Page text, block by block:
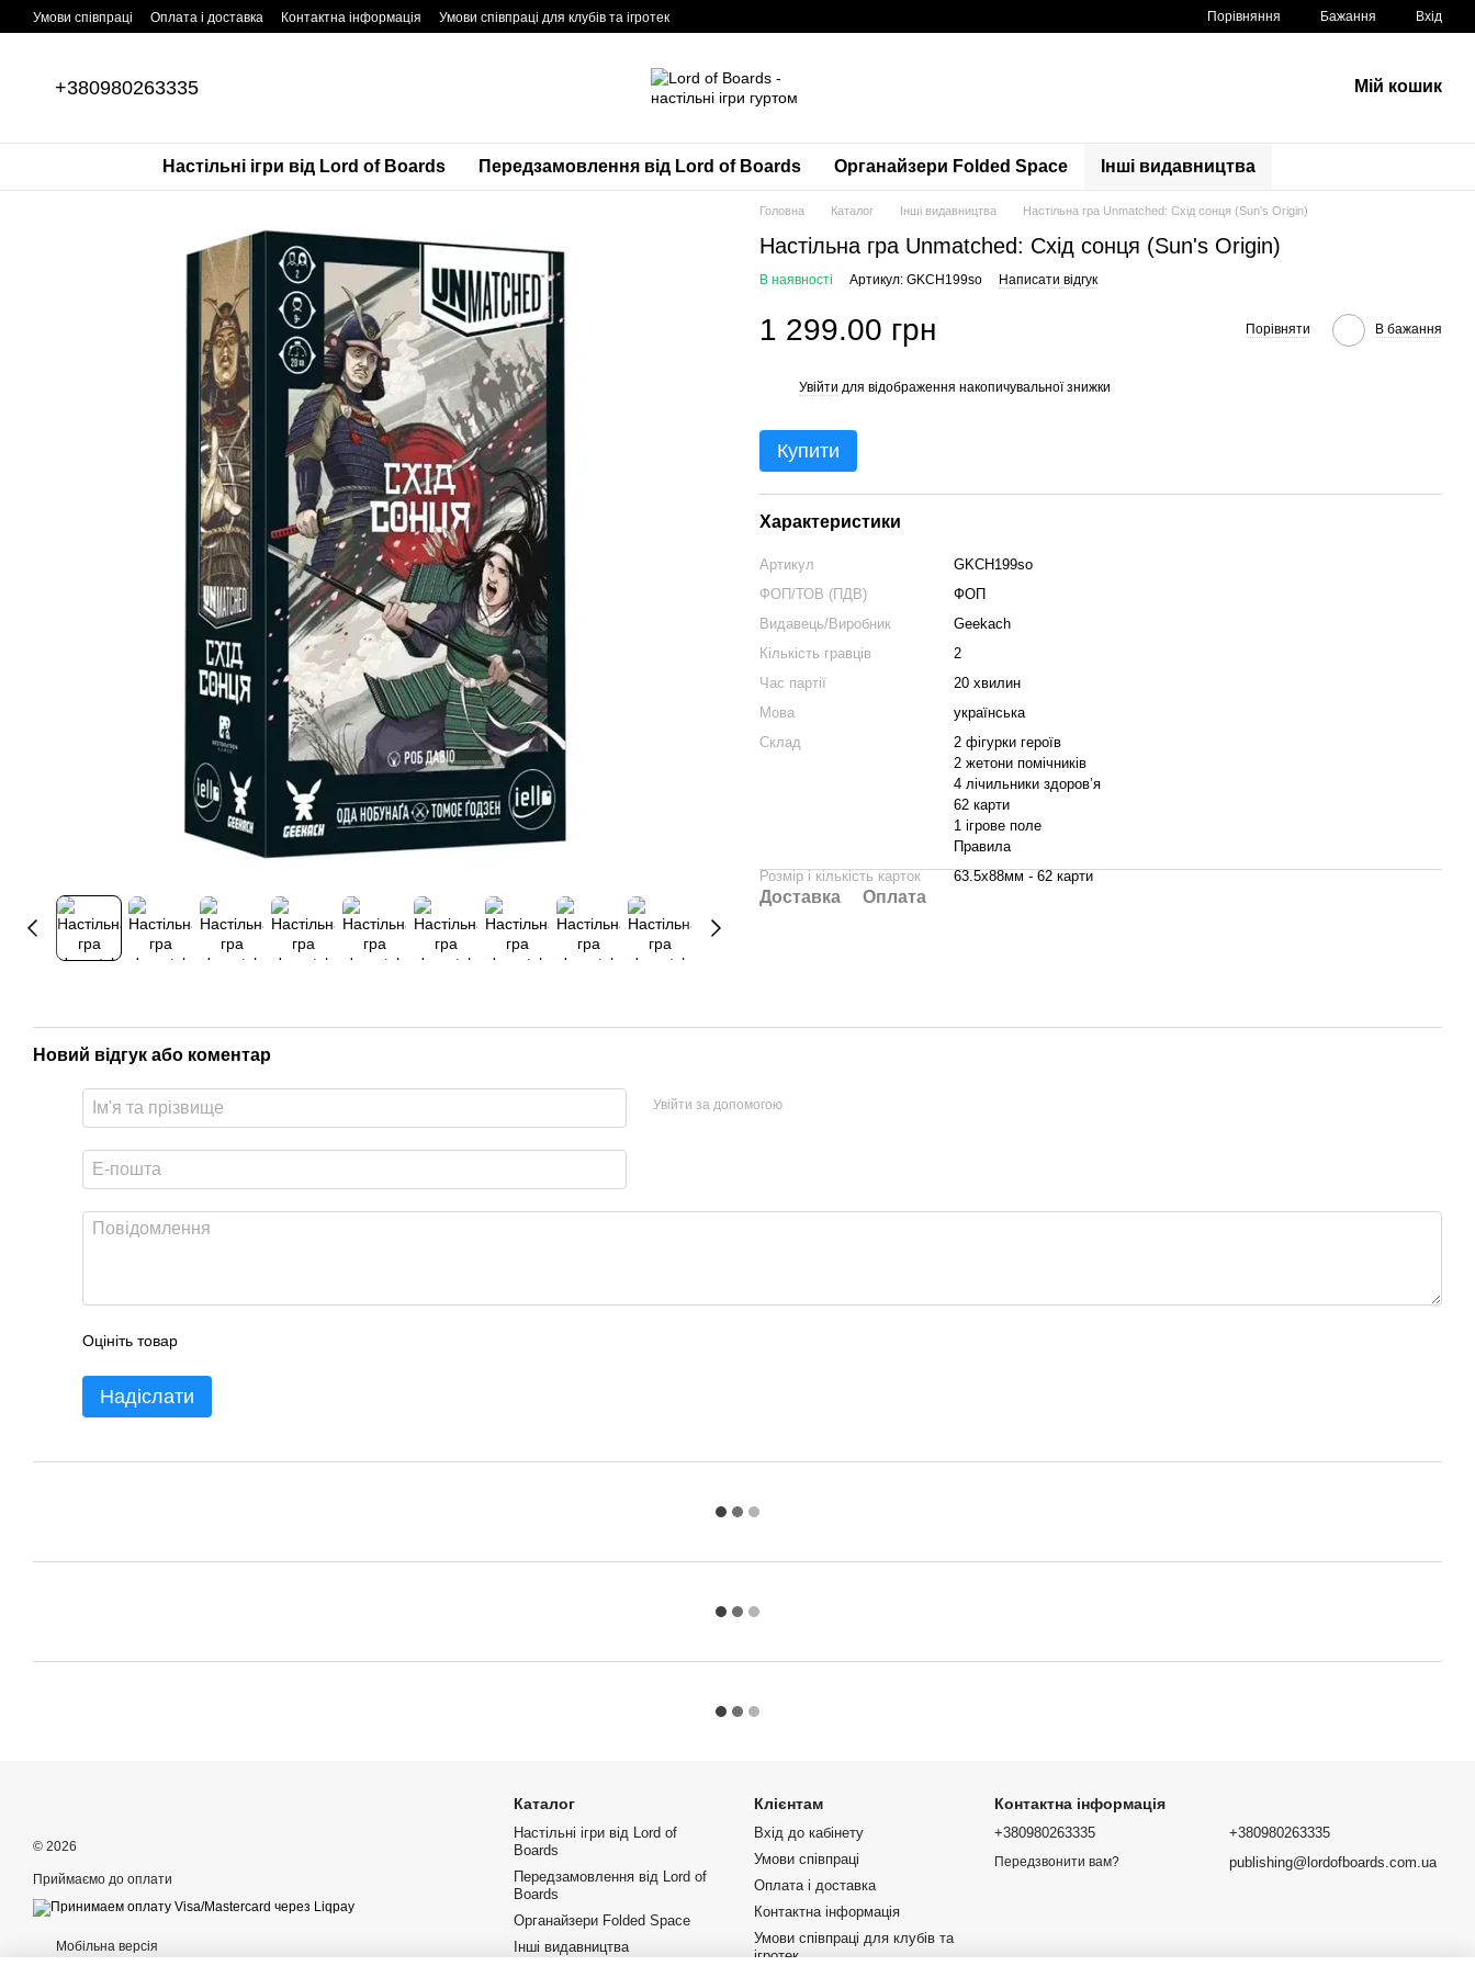
Перейти до основного контенту
Умови співпраці Оплата і доставка Контактна інформація Умови співпраці для клубів та ігротек Порівняння Бажання Вхід
+380980263335 Мій кошик
Настільні ігри від Lord of Boards Передзамовлення від Lord of Boards Органайзери Folded Space Інші видавництва
Головна Каталог Інші видавництва Настільна гра Unmatched: Схід сонця (Sun's Origin)
Настільна гра Unmatched: Схід сонця (Sun's Origin)
В наявності Артикул: GKCH199so Написати відгук
1 299.00 грн Порівняти В бажання
Увійти для відображення накопичувальної знижки
Купити
Характеристики
Артикул
GKCH199so
ФОП/ТОВ (ПДВ)
ФОП
Видавець/Виробник
Geekach
Кількість гравців
2
Час партії
20 хвилин
Мова
українська
Склад
2 фігурки героїв
2 жетони помічників
4 лічильники здоров’я
62 карти
1 ігрове поле
Правила
Розмір і кількість карток
63.5x88мм - 62 карти
Доставка Оплата
Новий відгук або коментар
Увійти за допомогою
Оцініть товар
Надіслати
© 2026
Приймаємо до оплати
Мобільна версія
Каталог
Настільні ігри від Lord of
Boards
Передзамовлення від Lord of
Boards
Органайзери Folded Space
Інші видавництва
Клієнтам
Вхід до кабінету
Умови співпраці
Оплата і доставка
Контактна інформація
Умови співпраці для клубів та
ігротек
Контактна інформація
+380980263335
Передзвонити вам?
+380980263335
publishing@lordofboards.com.ua